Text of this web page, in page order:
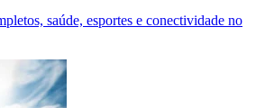
saúde, esportes e conectividade no